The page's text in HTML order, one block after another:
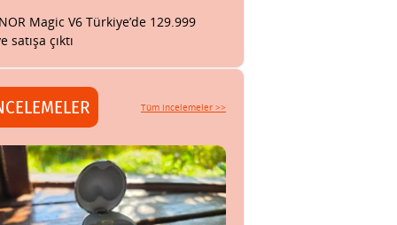
Magic V6 Türkiye’de 129.999
satışa çıktı
Tüm incelemeler >>